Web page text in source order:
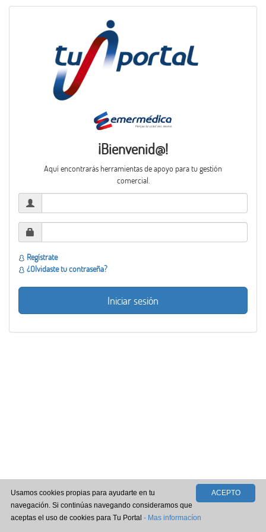
¡Bienvenid@!
Aquí encontrarás herramientas de apoyo para tu gestión
comercial.
Regístrate
¿Olvidaste tu contraseña?
ACEPTO
Usamos cookies propias para ayudarte en tu
navegación. Si continúas navegando consideramos que
aceptas el uso de cookies para Tu Portal - Mas informacíon